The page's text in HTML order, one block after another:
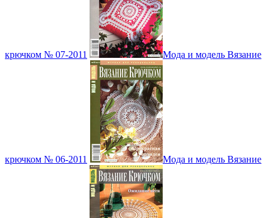
крючком № 07-2011 Мода и модель Вязание
крючком № 06-2011 Мода и модель Вязание